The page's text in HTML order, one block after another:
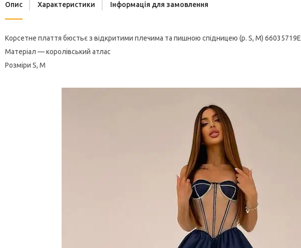
Опис Характеристики Інформація для замовлення
Корсетне плаття бюстьє з відкритими плечима та пишною спідницею (р. S, M) 66035719Е
Матеріал — королівський атлас
Розміри S, M